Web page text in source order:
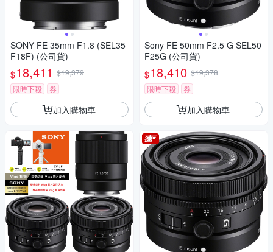
SONY FE 35mm F1.8 (SEL35
F18F) (公司貨)
$18,411 $19,379
限時下殺
券
加入購物車
Sony FE 50mm F2.5 G SEL50
F25G (公司貨)
$18,410 $19,378
限時下殺
券
加入購物車